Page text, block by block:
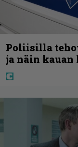
Poliisilla
ja näin kauan